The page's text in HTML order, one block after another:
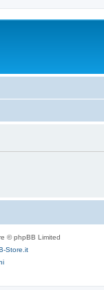
© phpBB Limited
Store.it